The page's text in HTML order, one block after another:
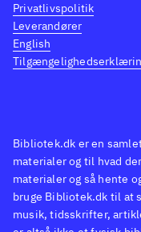
Bibliotek.dk er en
materialer og til hvad
materialer og så hente
bruge Bibliotek.dk til at
musik, tidsskrifter,
Privatlivspolitik
Leverandører
English